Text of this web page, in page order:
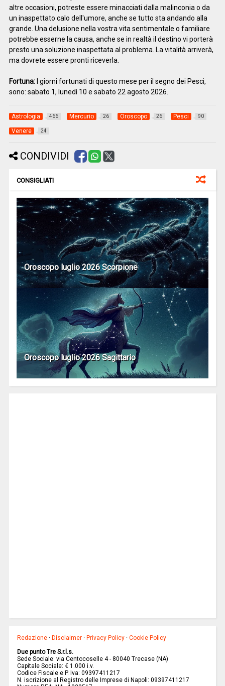
altre occasioni, potreste essere minacciati dalla malinconia o da
un inaspettato calo dell'umore, anche se tutto sta andando alla
grande. Una delusione nella vostra vita sentimentale o familiare
potrebbe esserne la causa, anche se in realtà il destino vi porterà
presto una soluzione inaspettata al problema. La vitalità arriverà,
ma dovrete essere pronti riceverla.
Fortuna:I giorni fortunati di questo mese per il segno dei Pesci,
sono: sabato 1, lunedì 10 e sabato 22 agosto 2026.
Astrologia 466 Mercurio 26 Oroscopo 26 Pesci 90
Venere 24
CONDIVIDI
CONSIGLIATI
Oroscopo luglio 2026 Scorpione
Oroscopo luglio 2026 Sagittario
Redazione ·Disclaimer ·Privacy Policy ·Cookie Policy
Due punto Tre S.r.l.s.
Sede Sociale: via Centocoselle 4 - 80040 Trecase (NA)
Capitale Sociale: € 1.000 i.v.
Codice Fiscale e P. Iva: 09397411217
N. iscrizione al Registro delle Imprese di Napoli: 09397411217